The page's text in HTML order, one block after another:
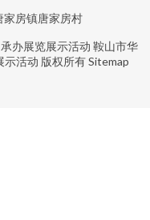
家房镇唐家房村
承办展览展示活动 鞍山市华
示活动 版权所有Sitemap